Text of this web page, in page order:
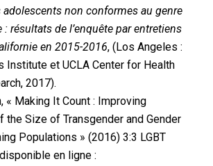
adolescents non conformes au genre
: résultats de l’enquête par entretiens
en 2015-2016, (Los Angeles :
Institute et UCLA Center for Health
2017).
« Making It Count : Improving
the Size of Transgender and Gender
Populations » (2016) 3:3 LGBT
en ligne :